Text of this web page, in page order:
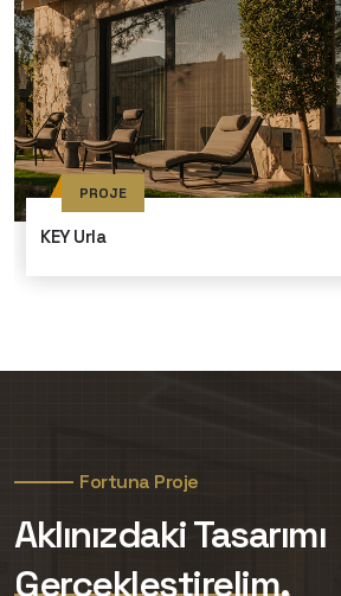
PROJE
KEY Urla
Fortuna Proje
Aklınızdaki Tasarımı
Gerçekleştirelim.